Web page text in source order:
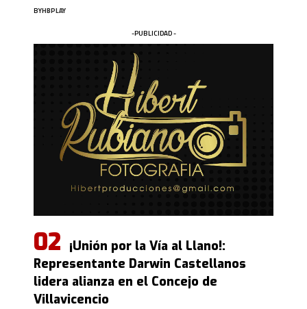
BYHBPLAY
-PUBLICIDAD -
¡Unión por la Vía al Llano!:
Representante Darwin Castellanos
lidera alianza en el Concejo de
Villavicencio